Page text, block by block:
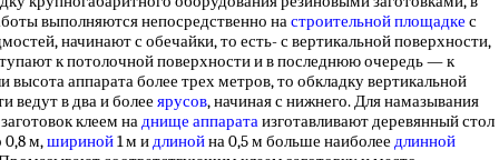
выполняются непосредственно настроительной площадке с
начинают с обечайки, то есть- с вертикальной поверхности,
к потолочной поверхности и в последнюю очередь — к
высота аппарата более трех метров, то обкладку вертикальной
ведут в два и более ярусов, начиная с нижнего. Для намазывания
клеем наднище аппаратаизготавливают деревянный стол
0,8 м,шириной1 м идлинойна 0,5 м больше наиболее длинной